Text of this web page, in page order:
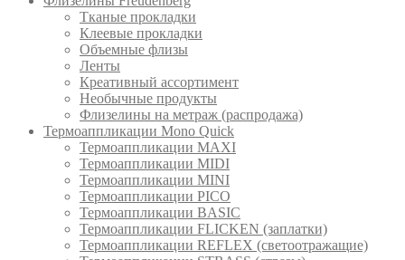
Тканые прокладки
Клеевые прокладки
Объемные флизы
Ленты
Креативный ассортимент
Необычные продукты
Флизелины на метраж (распродажа)
Термоаппликации Mono Quick
Термоаппликации MAXI
Термоаппликации MIDI
Термоаппликации MINI
Термоаппликации PICO
Термоаппликации BASIC
Термоаппликации FLICKEN (заплатки)
Термоаппликации REFLEX (светоотражащие)